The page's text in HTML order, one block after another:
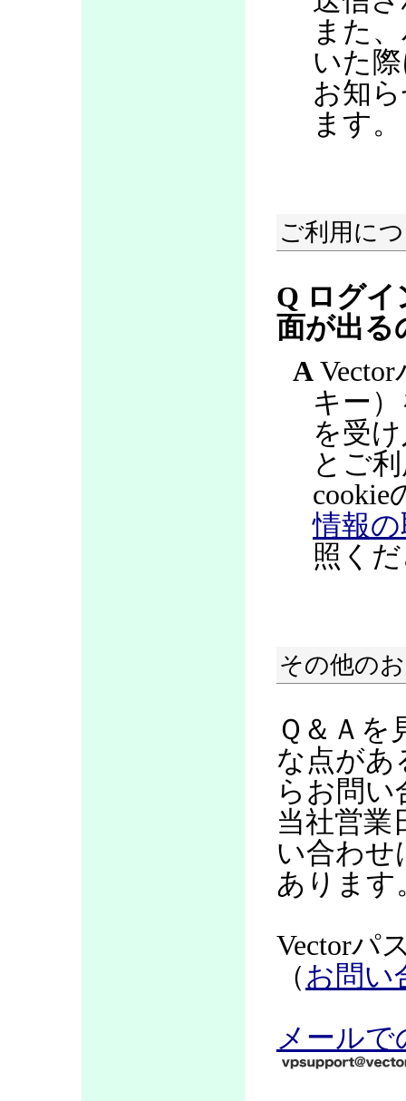
また
いた
お知
ます。
ご利用に
Q ログ
面が出る
A
キー
を受
とご
cookie
情報
照く
その他の
Ｑ＆Ａを
な点があ
らお問い
当社営業
い合わせ
あります
Vectorパ
（ お問い
メール